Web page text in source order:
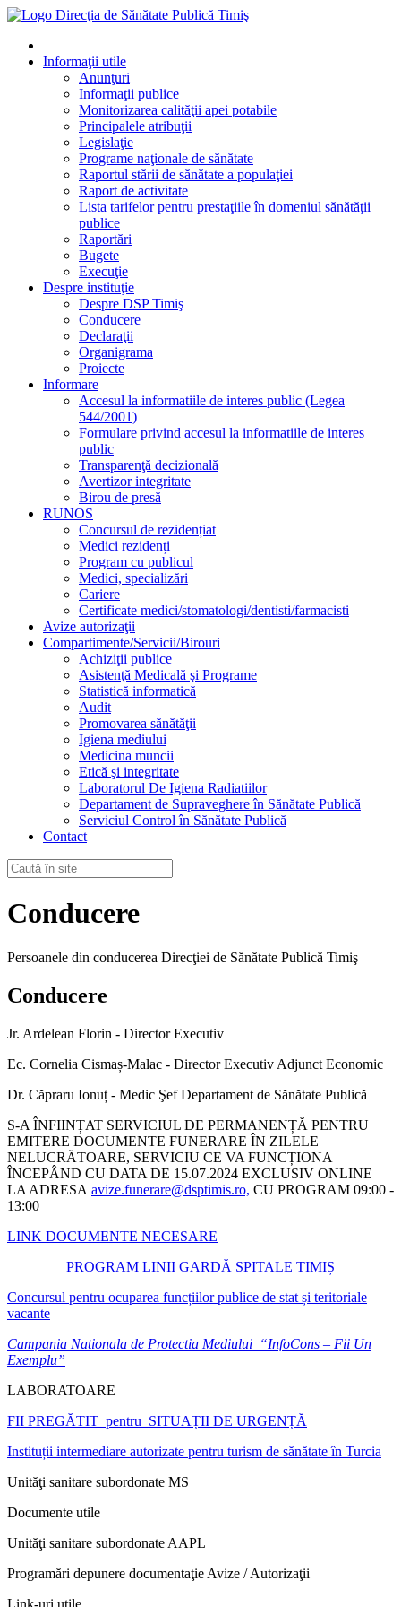
Informaţii utile
Anunţuri
Informaţii publice
Monitorizarea calităţii apei potabile
Principalele atribuţii
Legislaţie
Programe naţionale de sănătate
Raportul stării de sănătate a populaţiei
Raport de activitate
Lista tarifelor pentru prestaţiile în domeniul sănătăţii
publice
Raportări
Bugete
Execuţie
Despre instituţie
Despre DSP Timiş
Conducere
Declaraţii
Organigrama
Proiecte
Informare
Accesul la informatiile de interes public (Legea
544/2001)
Formulare privind accesul la informatiile de interes
public
Transparenţă decizională
Avertizor integritate
Birou de presă
RUNOS
Concursul de rezidențiat
Medici rezidenți
Program cu publicul
Medici, specializări
Cariere
Certificate medici/stomatologi/dentisti/farmacisti
Avize autorizaţii
Compartimente/Servicii/Birouri
Achiziţii publice
Asistenţă Medicală şi Programe
Statistică informatică
Audit
Promovarea sănătăţii
Igiena mediului
Medicina muncii
Etică şi integritate
Laboratorul De Igiena Radiatiilor
Departament de Supraveghere în Sănătate Publică
Serviciul Control în Sănătate Publică
Contact
Conducere
Persoanele din conducerea Direcţiei de Sănătate Publică Timiş
Conducere
Jr. Ardelean Florin - Director Executiv
Ec. Cornelia Cismaș-Malac - Director Executiv Adjunct Economic
Dr. Căpraru Ionuț - Medic Şef Departament de Sănătate Publică
S-A ÎNFIINȚAT SERVICIUL DE PERMANENȚĂ PENTRU
EMITERE DOCUMENTE FUNERARE ÎN ZILELE
NELUCRĂTOARE, SERVICIU CE VA FUNCȚIONA
ÎNCEPÂND CU DATA DE 15.07.2024 EXCLUSIV ONLINE
LA ADRESA avize.funerare@dsptimis.ro, CU PROGRAM 09:00 -
13:00
LINK DOCUMENTE NECESARE
PROGRAM LINII GARDĂ SPITALE TIMIȘ
Concursul pentru ocuparea funcțiilor publice de stat și teritoriale
vacante
Campania Nationala de Protectia Mediului “InfoCons – Fii Un
Exemplu”
LABORATOARE
FII PREGĂTIT pentru SITUAȚII DE URGENȚĂ
Instituții intermediare autorizate pentru turism de sănătate în Turcia
Unităţi sanitare subordonate MS
Documente utile
Unităţi sanitare subordonate AAPL
Programări depunere documentaţie Avize / Autorizaţii
Link-uri utile